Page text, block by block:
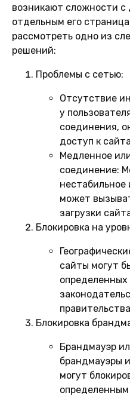
возникают сложности с
отдельным его
рассмотреть одно из
решений:
Проблемы с сетью:
Отсутствие
у
соединения,
доступ к
Медленное
соединение:
может
загрузки
Блокировка на
сайты могут
определенных
Блокировка
Брандмауэр
брандмауэры
могут